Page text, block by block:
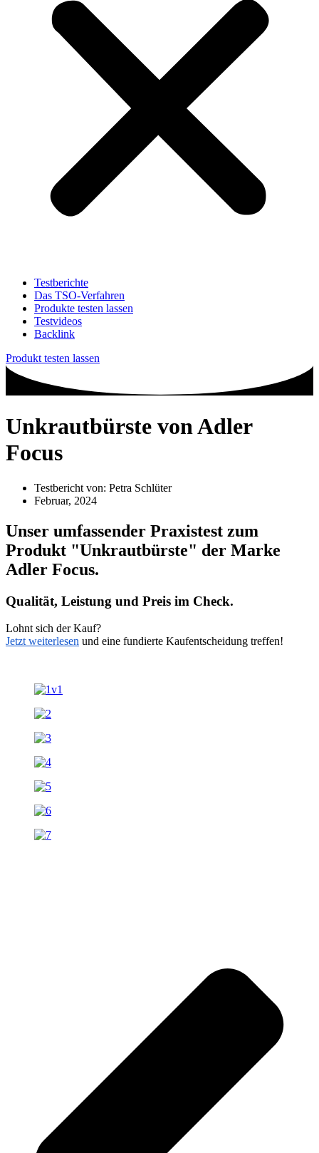
Testberichte
Das TSO-Verfahren
Produkte testen lassen
Testvideos
Backlink
Produkt testen lassen
Unkrautbürste von Adler
Focus
Testbericht von: Petra Schlüter
Februar, 2024
Unser umfassender Praxistest zum
Produkt "Unkrautbürste" der Marke
Adler Focus.
Qualität, Leistung und Preis im Check.
Lohnt sich der Kauf?
Jetzt weiterlesen und eine fundierte Kaufentscheidung treffen!